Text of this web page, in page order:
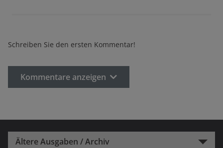
Schreiben Sie den ersten Kommentar!
Kommentare anzeigen
Ältere Ausgaben / Archiv